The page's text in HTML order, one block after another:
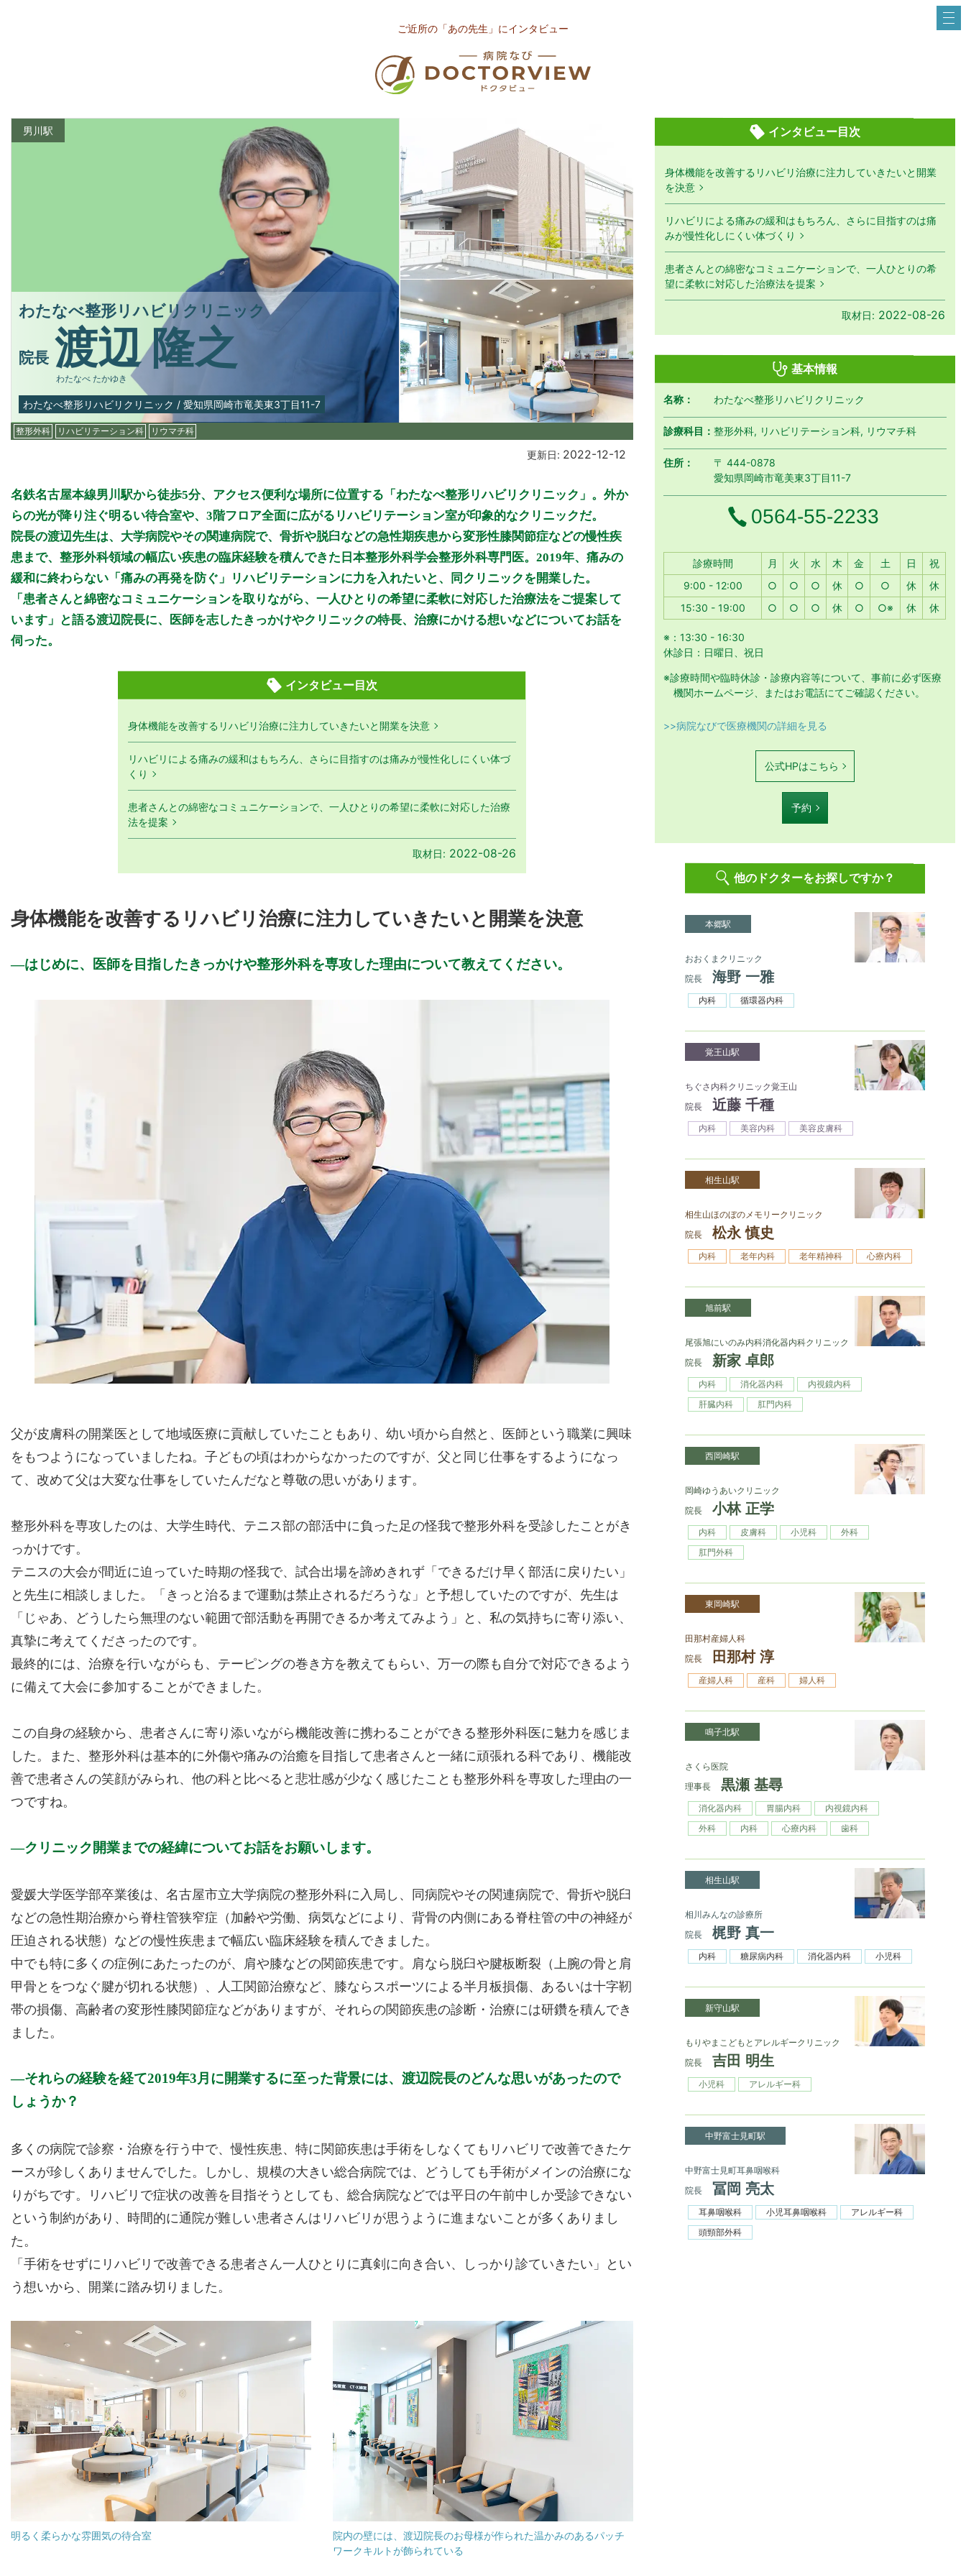
ご近所の「あの先生」にインタビュー
男川駅
わたなべ整形リハビリクリニック
院長 渡辺 隆之
わたなべ たかゆき
わたなべ整形リハビリクリニック / 愛知県岡崎市竜美東3丁目11-7
整形外科 リハビリテーション科 リウマチ科
更新日: 2022-12-12
名鉄名古屋本線男川駅から徒歩5分、アクセス便利な場所に位置する「わたなべ整形リハビリクリニック」。外か
らの光が降り注ぐ明るい待合室や、3階フロア全面に広がるリハビリテーション室が印象的なクリニックだ。
院長の渡辺先生は、大学病院やその関連病院で、骨折や脱臼などの急性期疾患から変形性膝関節症などの慢性疾
患まで、整形外科領域の幅広い疾患の臨床経験を積んできた日本整形外科学会整形外科専門医。2019年、痛みの
緩和に終わらない「痛みの再発を防ぐ」リハビリテーションに力を入れたいと、同クリニックを開業した。
「患者さんと綿密なコミュニケーションを取りながら、一人ひとりの希望に柔軟に対応した治療法をご提案して
います」と語る渡辺院長に、医師を志したきっかけやクリニックの特長、治療にかける想いなどについてお話を
伺った。
インタビュー目次
身体機能を改善するリハビリ治療に注力していきたいと開業を決意
リハビリによる痛みの緩和はもちろん、さらに目指すのは痛みが慢性化しにくい体づ
くり
患者さんとの綿密なコミュニケーションで、一人ひとりの希望に柔軟に対応した治療
法を提案
取材日: 2022-08-26
身体機能を改善するリハビリ治療に注力していきたいと開業を決意
はじめに、医師を目指したきっかけや整形外科を専攻した理由について教えてください。
父が皮膚科の開業医として地域医療に貢献していたこともあり、幼い頃から自然と、医師という職業に興味
をもつようになっていましたね。子どもの頃はわからなかったのですが、父と同じ仕事をするようになっ
て、改めて父は大変な仕事をしていたんだなと尊敬の思いがあります。
整形外科を専攻したのは、大学生時代、テニス部の部活中に負った足の怪我で整形外科を受診したことがき
っかけです。
テニスの大会が間近に迫っていた時期の怪我で、試合出場を諦めきれず「できるだけ早く部活に戻りたい」
と先生に相談しました。「きっと治るまで運動は禁止されるだろうな」と予想していたのですが、先生は
「じゃあ、どうしたら無理のない範囲で部活動を再開できるか考えてみよう」と、私の気持ちに寄り添い、
真摯に考えてくださったのです。
最終的には、治療を行いながらも、テーピングの巻き方を教えてもらい、万一の際も自分で対応できるよう
に備えて大会に参加することができました。
この自身の経験から、患者さんに寄り添いながら機能改善に携わることができる整形外科医に魅力を感じま
した。また、整形外科は基本的に外傷や痛みの治癒を目指して患者さんと一緒に頑張れる科であり、機能改
善で患者さんの笑顔がみられ、他の科と比べると悲壮感が少なく感じたことも整形外科を専攻した理由の一
つですね。
クリニック開業までの経緯についてお話をお願いします。
愛媛大学医学部卒業後は、名古屋市立大学病院の整形外科に入局し、同病院やその関連病院で、骨折や脱臼
などの急性期治療から脊柱管狭窄症（加齢や労働、病気などにより、背骨の内側にある脊柱管の中の神経が
圧迫される状態）などの慢性疾患まで幅広い臨床経験を積んできました。
中でも特に多くの症例にあたったのが、肩や膝などの関節疾患です。肩なら脱臼や腱板断裂（上腕の骨と肩
甲骨とをつなぐ腱が切れる状態）、人工関節治療など、膝ならスポーツによる半月板損傷、あるいは十字靭
帯の損傷、高齢者の変形性膝関節症などがありますが、それらの関節疾患の診断・治療には研鑽を積んでき
ました。
それらの経験を経て2019年3月に開業するに至った背景には、渡辺院長のどんな思いがあったので
しょうか？
多くの病院で診察・治療を行う中で、慢性疾患、特に関節疾患は手術をしなくてもリハビリで改善できたケ
ースが珍しくありませんでした。しかし、規模の大きい総合病院では、どうしても手術がメインの治療にな
りがちです。リハビリで症状の改善を目指そうとしても、総合病院などでは平日の午前中しか受診できない
という制約があり、時間的に通院が難しい患者さんはリハビリが思うように進まないことが多くありまし
た。
「手術をせずにリハビリで改善できる患者さん一人ひとりに真剣に向き合い、しっかり診ていきたい」とい
う想いから、開業に踏み切りました。
明るく柔らかな雰囲気の待合室
院内の壁には、渡辺院長のお母様が作られた温かみのあるパッチ
ワークキルトが飾られている
インタビュー目次
身体機能を改善するリハビリ治療に注力していきたいと開業
を決意
リハビリによる痛みの緩和はもちろん、さらに目指すのは痛
みが慢性化しにくい体づくり
患者さんとの綿密なコミュニケーションで、一人ひとりの希
望に柔軟に対応した治療法を提案
取材日: 2022-08-26
基本情報
名称： わたなべ整形リハビリクリニック
診療科目：整形外科, リハビリテーション科, リウマチ科
住所：
〒 444-0878
愛知県岡崎市竜美東3丁目11-7
電話番号
0564-55-2233
診療時間 月 月曜日
火 火曜日
水水曜日
木木曜日
金 金曜日
土土曜日
日 日曜日
祝
9:00 - 12:00
○ ○ ○ 休 ○ ○ 休
休
15:30 - 19:00
○ ○ ○ 休 ○ ○※ 休 休
※：13:30 - 16:30
休診日：日曜日、祝日
※診療時間や臨時休診・診療内容等について、事前に必ず医療
機関ホームページ、またはお電話にてご確認ください。
>>病院なびで医療機関の詳細を見る
公式HPはこちら
予約
他のドクターをお探しですか？
本郷駅
おおくまクリニック
院長
海野 一雅
内科 循環器内科
覚王山駅
ちぐさ内科クリニック覚王山
院長
近藤 千種
内科 美容内科 美容皮膚科
相生山駅
相生山ほのぼのメモリークリニック
院長
松永 慎史
内科 老年内科 老年精神科 心療内科
旭前駅
尾張旭にいのみ内科消化器内科クリニック
院長
新家 卓郎
内科 消化器内科
内視鏡内科
肝臓内科
肛門内科
西岡崎駅
岡崎ゆうあいクリニック
院長
小林 正学
内科 皮膚科 小児科
外科
肛門外科
東岡崎駅
田那村産婦人科
院長
田那村 淳
産婦人科 産科 婦人科
鳴子北駅
さくら医院
理事長
黒瀬 基尋
消化器内科 胃腸内科
内視鏡内科
外科
内科 心療内科 歯科
相生山駅
相川みんなの診療所
院長
梶野 真一
内科 糖尿病内科 消化器内科 小児科
新守山駅
もりやまこどもとアレルギークリニック
院長
吉田 明生
小児科 アレルギー科
中野富士見町駅
中野富士見町耳鼻咽喉科
院長
冨岡 亮太
耳鼻咽喉科 小児耳鼻咽喉科
アレルギー科
頭頸部外科